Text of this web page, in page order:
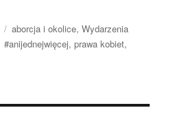
Kategorie
aborcja i okolice,Wydarzenia
Tagi
#anijednejwięcej,prawa kobiet,